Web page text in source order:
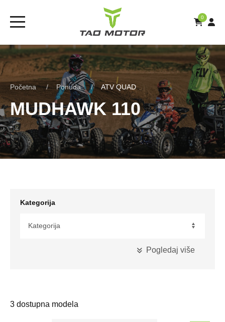
0
Početna Ponuda ATV QUAD
MUDHAWK 110
Kategorija
Pogledaj više
3 dostupna modela